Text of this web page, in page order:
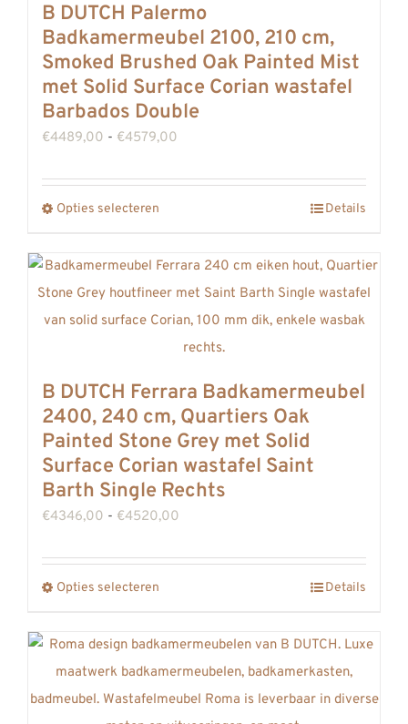
optie
kan
gekozen
worden
op
productpagina
B DUTCH Palermo
Badkamermeubel 2100, 210 cm,
Smoked Brushed Oak Painted Mist
met Solid Surface Corian wastafel
Barbados Double
€4489,00 - €4579,00
tot
Opties selecteren
heeft
meerdere
variaties.
Deze
kan
gekozen
worden
op
de
Details
B DUTCH Ferrara Badkamermeubel
2400, 240 cm, Quartiers Oak
Painted Stone Grey met Solid
Surface Corian wastafel Saint
Barth Single Rechts
€4346,00 - €4520,00
tot
Opties selecteren
heeft
meerdere
variaties.
Details